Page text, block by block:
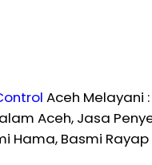
Aceh Melayani
Aceh, Jasa
Basmi